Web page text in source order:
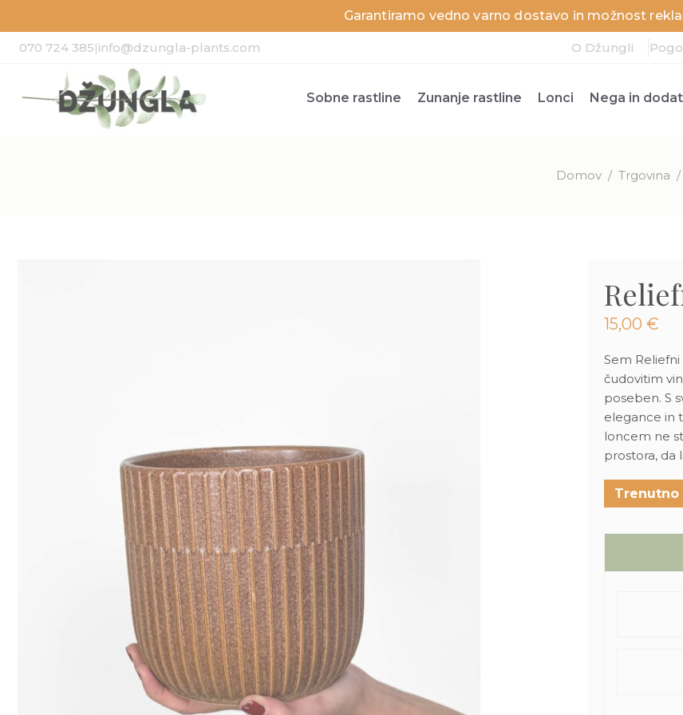
Garantiramo vedno varno dostavo in možnost
070 724 385|info@dzungla-plants.com O Džungli
Sobne rastline Zunanje rastline Lonci Nega in
Domov / Trgovina /
15,00 €
Sem
čudovitim
poseben. S
elegance in
loncem ne
prostora, da
Trenutno